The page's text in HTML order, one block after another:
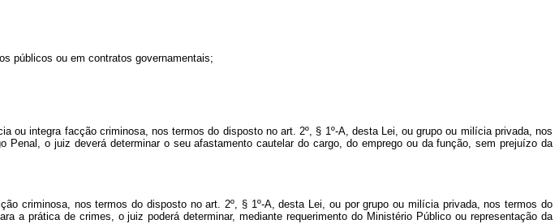
públicos ou em contratos governamentais;
integra facção criminosa, nos termos do disposto no art. 2º, § 1º-A, desta Lei, ou grupo ou milícia privada, nos
o juiz deverá determinar o seu afastamento cautelar do cargo, do emprego ou da função, sem prejuízo da
criminosa, nos termos do disposto no art. 2º, § 1º-A, desta Lei, ou por grupo ou milícia privada, nos termos do
a prática de crimes, o juiz poderá determinar, mediante requerimento do Ministério Público ou representação da